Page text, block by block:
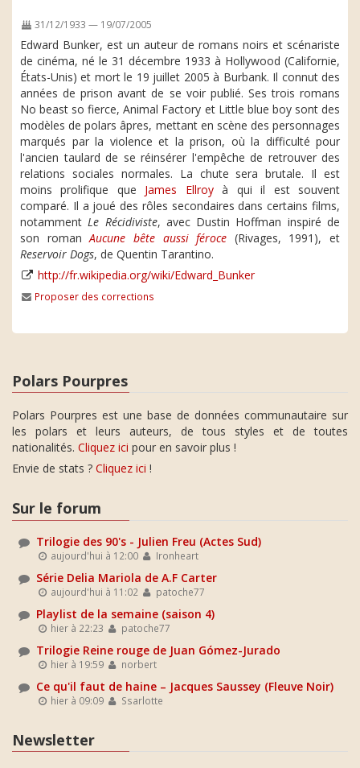
31/12/1933 — 19/07/2005
Edward Bunker, est un auteur de romans noirs et scénariste
de cinéma, né le 31 décembre 1933 à Hollywood (Californie,
États-Unis) et mort le 19 juillet 2005 à Burbank. Il connut des
années de prison avant de se voir publié. Ses trois romans
No beast so fierce, Animal Factory et Little blue boy sont des
modèles de polars âpres, mettant en scène des personnages
marqués par la violence et la prison, où la difficulté pour
l'ancien taulard de se réinsérer l'empêche de retrouver des
relations sociales normales. La chute sera brutale. Il est
moins prolifique que James Ellroyà qui il est souvent
comparé. Il a joué des rôles secondaires dans certains films,
notammentLe Récidiviste, avec Dustin Hoffman inspiré de
son romanAucune bête aussi féroce (Rivages, 1991), et
Reservoir Dogs, de Quentin Tarantino.
http://fr.wikipedia.org/wiki/Edward_Bunker
Proposer des corrections
Polars Pourpres
Polars Pourpres est une base de données communautaire sur
les polars et leurs auteurs, de tous styles et de toutes
nationalités. Cliquez ici pour en savoir plus !
Envie de stats ? Cliquez ici !
Sur le forum
Trilogie des 90's - Julien Freu (Actes Sud)
aujourd'hui à 12:00 Ironheart
Série Delia Mariola de A.F Carter
aujourd'hui à 11:02 patoche77
Playlist de la semaine (saison 4)
hier à 22:23 patoche77
Trilogie Reine rouge de Juan Gómez-Jurado
hier à 19:59 norbert
Ce qu'il faut de haine – Jacques Saussey (Fleuve Noir)
hier à 09:09 Ssarlotte
Newsletter